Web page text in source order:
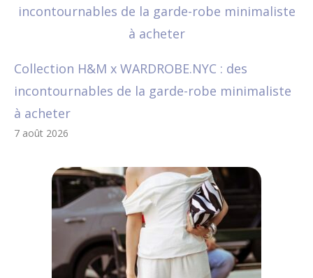
Collection H&M x WARDROBE.NYC : des
incontournables de la garde-robe minimaliste
à acheter
7 août 2026